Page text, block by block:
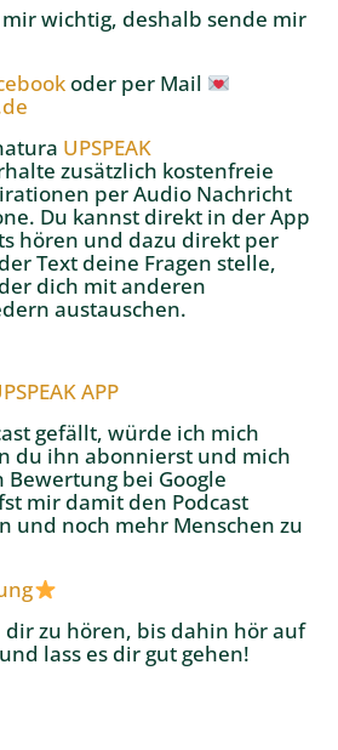
wichtig, deshalb sende mir
oder per Mail
UPSPEAK
zusätzlich kostenfreie
per Audio Nachricht
Du kannst direkt in der App
hören und dazu direkt per
Text deine Fragen stelle,
dich mit anderen
austauschen.
APP
gefällt, würde ich mich
du ihn abonnierst und mich
bei Google
mir damit den Podcast
und noch mehr Menschen zu
dir zu hören, bis dahin hör auf
lass es dir gut gehen!